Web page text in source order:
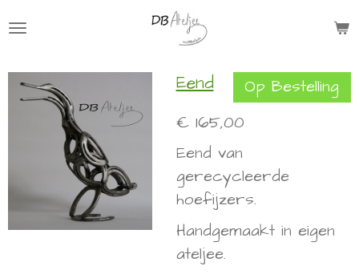
Ga
de
hoofdinhoud
Op Bestelling
Eend
€ 165,00
Eend van
gerecycleerde
hoefijzers.
Handgemaakt in eigen
ateljee.